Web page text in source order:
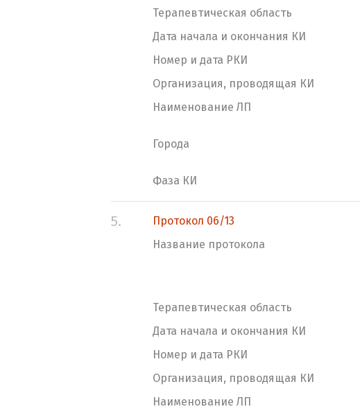
Терапевтическая область
Дата начала и окончания КИ
Номер и дата РКИ
Организация, проводящая КИ
Наименование ЛП
Города
Фаза КИ
5.
Протокол 06/13
Название протокола
Терапевтическая область
Дата начала и окончания КИ
Номер и дата РКИ
Организация, проводящая КИ
Наименование ЛП